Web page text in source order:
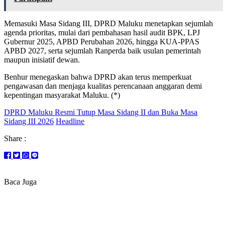
Memasuki Masa Sidang III, DPRD Maluku menetapkan sejumlah
agenda prioritas, mulai dari pembahasan hasil audit BPK, LPJ
Gubernur 2025, APBD Perubahan 2026, hingga KUA-PPAS
APBD 2027, serta sejumlah Ranperda baik usulan pemerintah
maupun inisiatif dewan.
Benhur menegaskan bahwa DPRD akan terus memperkuat
pengawasan dan menjaga kualitas perencanaan anggaran demi
kepentingan masyarakat Maluku. (*)
DPRD Maluku Resmi Tutup Masa Sidang II dan Buka Masa
Sidang III 2026 Headline
Share :
Baca Juga